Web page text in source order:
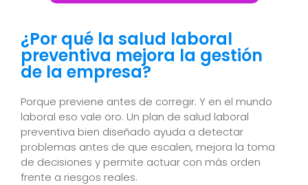
¿Por qué la salud laboral
preventiva mejora la gestión
de la empresa?
Porque previene antes de corregir. Y en el mundo
laboral eso vale oro. Un plan de salud laboral
preventiva bien diseñado ayuda a detectar
problemas antes de que escalen, mejora la toma
de decisiones y permite actuar con más orden
frente a riesgos reales.